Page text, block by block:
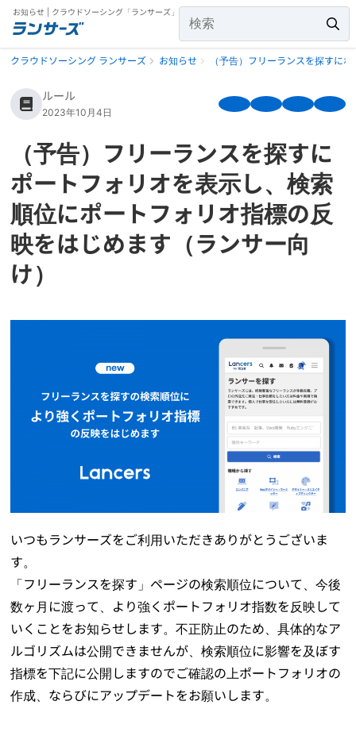
お知らせ | クラウドソーシング「ランサーズ」
クラウドソーシング ランサーズ お知らせ （予告）フリーランスを探すに
ルール
2023年10月4日
（予告）フリーランスを探すに
ポートフォリオを表示し、検索
順位にポートフォリオ指標の反
映をはじめます（ランサー向
け）
いつもランサーズをご利用いただきありがとうございま
す。
「フリーランスを探す」ページの検索順位について、今後
数ヶ月に渡って、より強くポートフォリオ指数を反映して
いくことをお知らせします。不正防止のため、具体的なア
ルゴリズムは公開できませんが、検索順位に影響を及ぼす
指標を下記に公開しますのでご確認の上ポートフォリオの
作成、ならびにアップデートをお願いします。